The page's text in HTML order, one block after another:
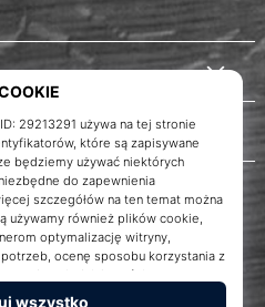
WePlayHandball.pl